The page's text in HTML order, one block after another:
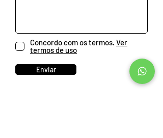
Concordo com os termos. Ver
termos de uso
Enviar